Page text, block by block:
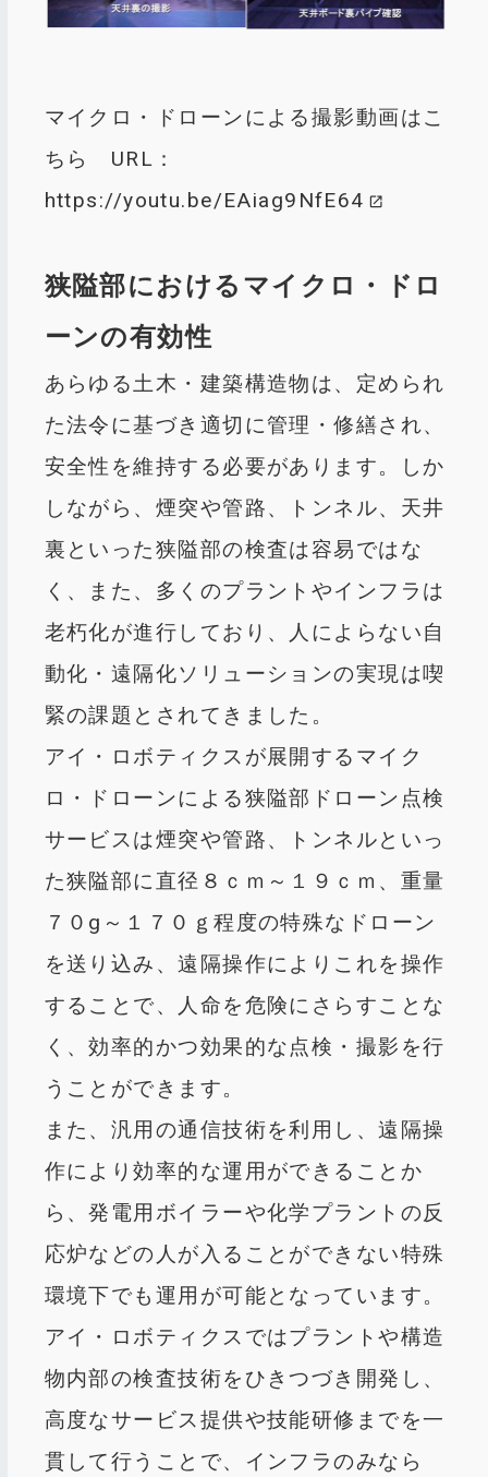
マイクロ・ドローンによる撮影動画はこ
ちら URL：
https://youtu.be/EAiag9NfE64
狭隘部におけるマイクロ・ドロ
ーンの有効性
あらゆる土木・建築構造物は、定められ
た法令に基づき適切に管理・修繕され、
安全性を維持する必要があります。しか
しながら、煙突や管路、トンネル、天井
裏といった狭隘部の検査は容易ではな
く、また、多くのプラントやインフラは
老朽化が進行しており、人によらない自
動化・遠隔化ソリューションの実現は喫
緊の課題とされてきました。
アイ・ロボティクスが展開するマイク
ロ・ドローンによる狭隘部ドローン点検
サービスは煙突や管路、トンネルといっ
た狭隘部に直径８ｃｍ～１９ｃｍ、重量
７０g～１７０ｇ程度の特殊なドローン
を送り込み、遠隔操作によりこれを操作
することで、人命を危険にさらすことな
く、効率的かつ効果的な点検・撮影を行
うことができます。
また、汎用の通信技術を利用し、遠隔操
作により効率的な運用ができることか
ら、発電用ボイラーや化学プラントの反
応炉などの人が入ることができない特殊
環境下でも運用が可能となっています。
アイ・ロボティクスではプラントや構造
物内部の検査技術をひきつづき開発し、
高度なサービス提供や技能研修までを一
貫して行うことで、インフラのみなら